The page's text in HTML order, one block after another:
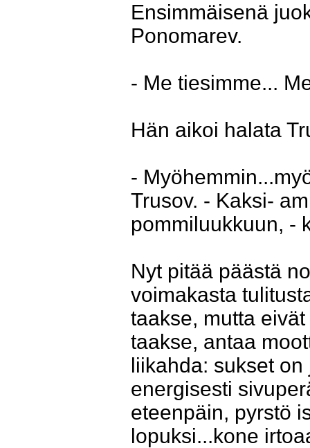
Ensimmäisenä
Ponomarev.
- Me tiesimme...
Hän aikoi halata
-
Trusov. - Kaksi-
pommiluukkuun, -
Nyt pitää päästä
voimakasta
taakse, mutta
taakse, antaa
liikahda: sukset
energisesti
eteenpäin, pyrstö
lopuksi...kone